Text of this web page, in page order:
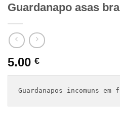
Guardanapo asas
5.00 €
Guardanapos incomuns